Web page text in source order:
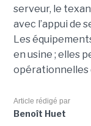
serveur, le
avec l’appui de
Les
en usine ; elles
opérationnelles
Article rédigé par
Benoît Huet